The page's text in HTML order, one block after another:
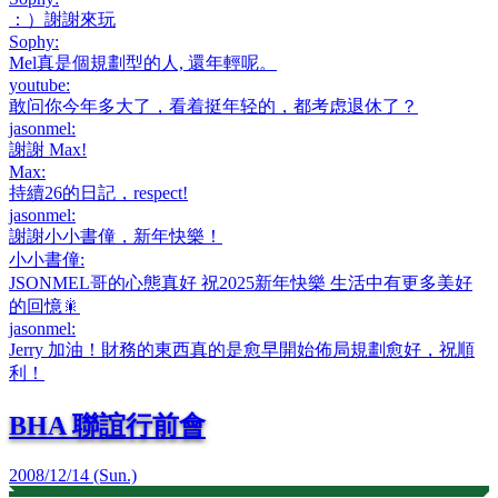
：）謝謝來玩
Sophy:
Mel真是個規劃型的人, 還年輕呢。
youtube:
敢问你今年多大了，看着挺年轻的，都考虑退休了？
jasonmel:
謝謝 Max!
Max:
持續26的日記，respect!
jasonmel:
謝謝小小書僮，新年快樂！
小小書僮:
JSONMEL哥的心態真好 祝2025新年快樂 生活中有更多美好
的回憶🎇
jasonmel:
Jerry 加油！財務的東西真的是愈早開始佈局規劃愈好，祝順
利！
BHA 聯誼行前會
2008/12/14 (Sun.)